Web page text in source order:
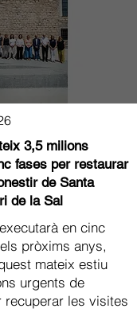
3,5 milions
fases per restaurar
de Santa
de la Sal
en cinc
pròxims anys,
mateix estiu
urgents de
recuperar les visites